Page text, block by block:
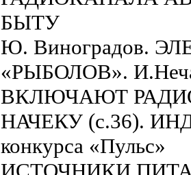
БЫТУ
Ю. Виноградов.
«РЫБОЛОВ».
ВКЛЮЧАЮТ
НАЧЕКУ (с.36).
конкурса «Пульс»